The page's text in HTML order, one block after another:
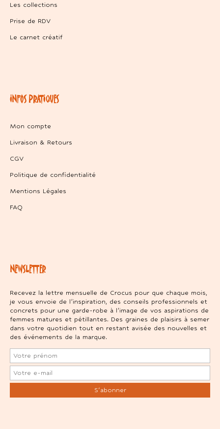
Les collections
Prise de RDV
Le carnet créatif
INFOS PRATIQUES
Mon compte
Livraison & Retours
CGV
Politique de confidentialité
Mentions Légales
FAQ
NEWSLETTER
Recevez la lettre mensuelle de Crocus pour que chaque mois,
je vous envoie de l’inspiration, des conseils professionnels et
concrets pour une garde-robe à l’image de vos aspirations de
femmes matures et pétillantes. Des graines de plaisirs à semer
dans votre quotidien tout en restant avisée des nouvelles et
des événements de la marque.